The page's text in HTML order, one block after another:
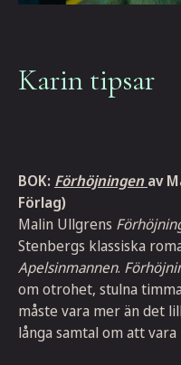
Karin tipsar
BOK: Förhöjningenav
Förlag)
Malin Ullgrens
Stenbergs klassiska
Apelsinmannen.
om otrohet, stulna
måste vara mer än det
långa samtal om att vara